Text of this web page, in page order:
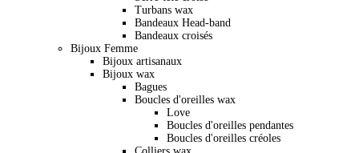
Turbans wax
Bandeaux Head-band
Bandeaux croisés
Bijoux Femme
Bijoux artisanaux
Bijoux wax
Bagues
Boucles d'oreilles wax
Love
Boucles d'oreilles pendantes
Boucles d'oreilles créoles